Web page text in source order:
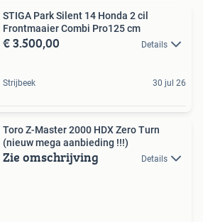
STIGA Park Silent 14 Honda 2 cil
Frontmaaier Combi Pro125 cm
€ 3.500,00 Details
Strijbeek 30 jul 26
Toro Z-Master 2000 HDX Zero Turn
(nieuw mega aanbieding !!!)
Zie omschrijving Details